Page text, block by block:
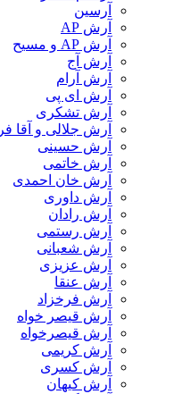
آرسین
آرش AP
آرش AP و مسیح
آرش آج
آرش آرام
آرش ای پی
آرش تشکری
آرش جلالی و آقا فرا
آرش حسینی
آرش خاتمی
آرش خان احمدی
آرش داوری
آرش رادان
آرش رستمى
آرش شعبانی
آرش عزیزی
آرش عنقا
آرش فرخزاد
آرش قیصر خواه
آرش قیصرخواه
آرش کریمی
آرش کسری
آرش کیهان